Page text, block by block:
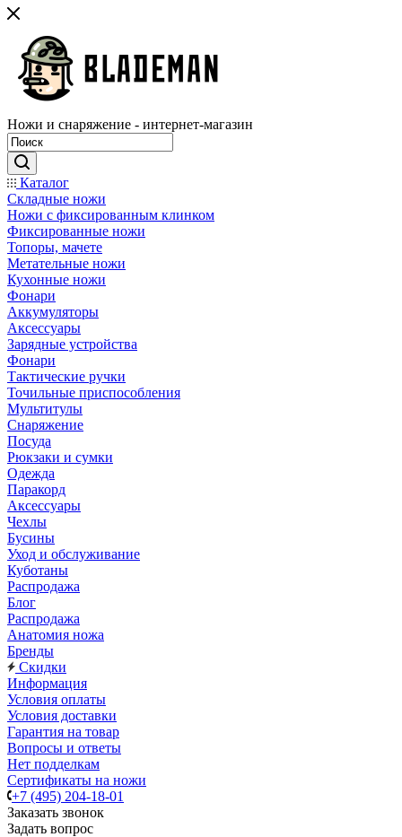
Ножи и снаряжение - интернет-магазин
Каталог
Складные ножи
Ножи с фиксированным клинком
Фиксированные ножи
Топоры, мачете
Метательные ножи
Кухонные ножи
Фонари
Аккумуляторы
Аксессуары
Зарядные устройства
Фонари
Тактические ручки
Точильные приспособления
Мультитулы
Снаряжение
Посуда
Рюкзаки и сумки
Одежда
Паракорд
Аксессуары
Чехлы
Бусины
Уход и обслуживание
Куботаны
Распродажа
Блог
Распродажа
Анатомия ножа
Бренды
Скидки
Информация
Условия оплаты
Условия доставки
Гарантия на товар
Вопросы и ответы
Нет подделкам
Сертификаты на ножи
+7 (495) 204-18-01
Заказать звонок
Задать вопрос